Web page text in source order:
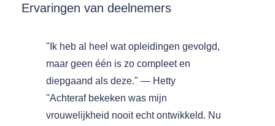
Ervaringen van deelnemers
"Ik heb al heel wat opleidingen gevolgd,
maar geen één is zo compleet en
diepgaand als deze." — Hetty
"Achteraf bekeken was mijn
vrouwelijkheid nooit echt ontwikkeld. Nu